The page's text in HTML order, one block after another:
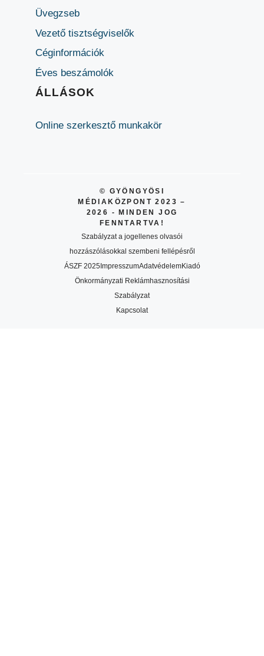
Üvegzseb
Vezető tisztségviselők
Céginformációk
Éves beszámolók
ÁLLÁSOK
Online szerkesztő munkakör
© GYÖNGYÖSI
MÉDIAKÖZPONT 2023 –
2026 - MINDEN JOG
FENNTARTVA!
Szabályzat a jogellenes olvasói
hozzászólásokkal szembeni fellépésről
ÁSZF 2025ImpresszumAdatvédelemKiadó
Önkormányzati Reklámhasznosítási
Szabályzat
Kapcsolat